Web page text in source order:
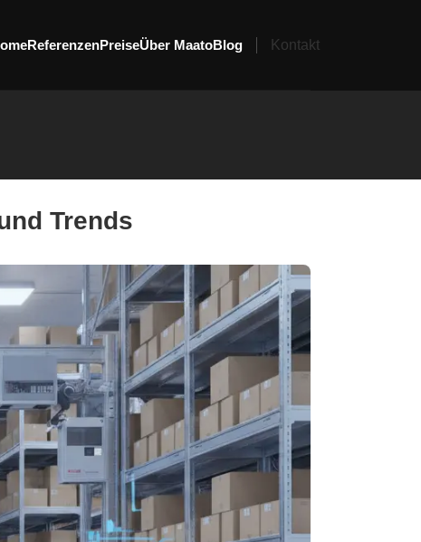
ReferenzenPreiseÜber MaatoBlog Kontakt
Trends